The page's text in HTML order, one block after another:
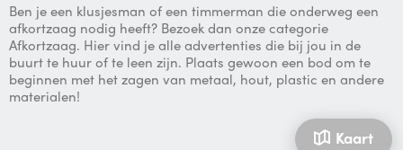
Ben je een klusjesman of een timmerman die onderweg een
afkortzaag nodig heeft? Bezoek dan onze categorie
Afkortzaag. Hier vind je alle advertenties die bij jou in de
buurt te huur of te leen zijn. Plaats gewoon een bod om te
beginnen met het zagen van metaal, hout, plastic en andere
materialen!
Kaart